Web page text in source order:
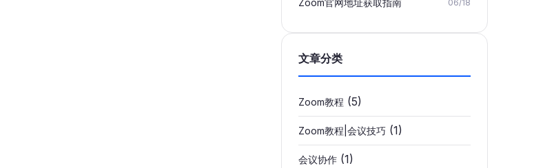
Zoom官网地址获取指南 06/18
文章分类
Zoom教程 (5)
Zoom教程|会议技巧 (1)
会议协作 (1)